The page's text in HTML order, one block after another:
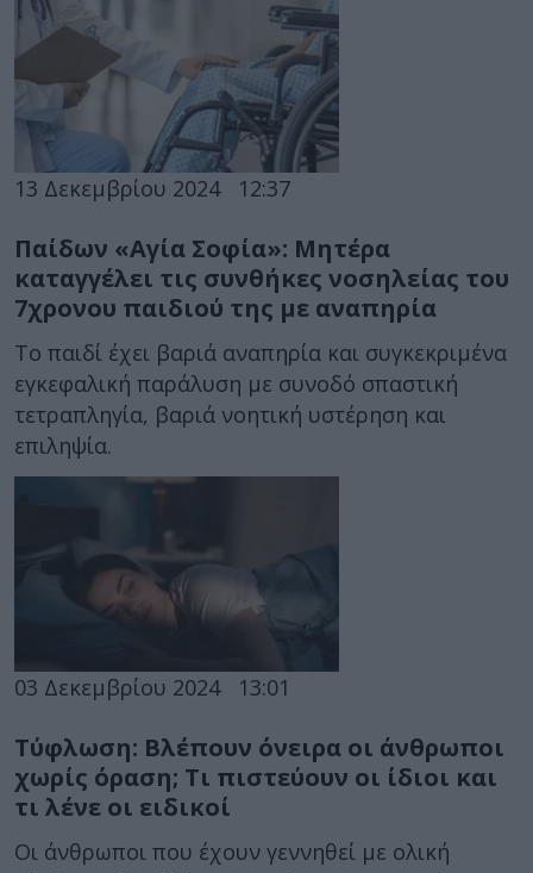
13 Δεκεμβρίου 2024 12:37
Παίδων «Αγία Σοφία»: Μητέρα
καταγγέλει τις συνθήκες νοσηλείας του
7χρονου παιδιού της με αναπηρία
Το παιδί έχει βαριά αναπηρία και συγκεκριμένα
εγκεφαλική παράλυση με συνοδό σπαστική
τετραπληγία, βαριά νοητική υστέρηση και
επιληψία.
03 Δεκεμβρίου 2024 13:01
Τύφλωση: Βλέπουν όνειρα οι άνθρωποι
χωρίς όραση; Tι πιστεύουν οι ίδιοι και
τι λένε οι ειδικοί
Οι άνθρωποι που έχουν γεννηθεί με ολική